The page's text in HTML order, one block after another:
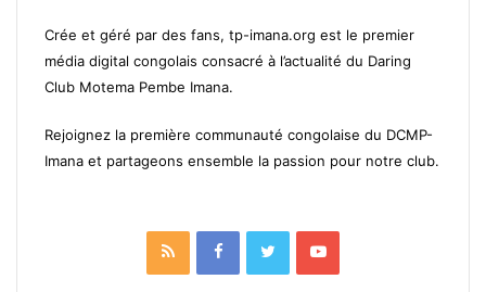
Crée et géré par des fans, tp-imana.org est le premier
média digital congolais consacré à l’actualité du Daring
Club Motema Pembe Imana.
Rejoignez la première communauté congolaise du DCMP-
Imana et partageons ensemble la passion pour notre club.
RSS FacebookTwitterYouTube